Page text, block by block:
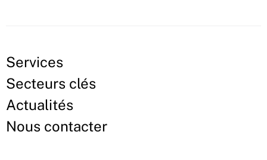
Services
Secteurs clés
Actualités
Nous contacter